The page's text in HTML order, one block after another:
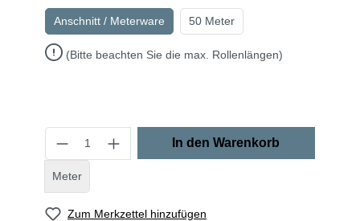
Anschnitt / Meterware 50 Meter
(Bitte beachten Sie die max. Rollenlängen)
Meter
In den Warenkorb
Zum Merkzettel hinzufügen